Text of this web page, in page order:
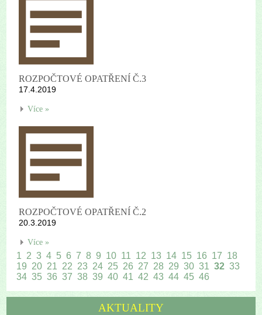
ROZPOČTOVÉ OPATŘENÍ Č.3
17.4.2019
Více »
ROZPOČTOVÉ OPATŘENÍ Č.2
20.3.2019
Více »
1 2 3 4 5 6 7 8 9 10 11 12 13 14 15 16 17 18
19 20 21 22 23 24 25 26 27 28 29 30 31 32 33
34 35 36 37 38 39 40 41 42 43 44 45 46
AKTUALITY